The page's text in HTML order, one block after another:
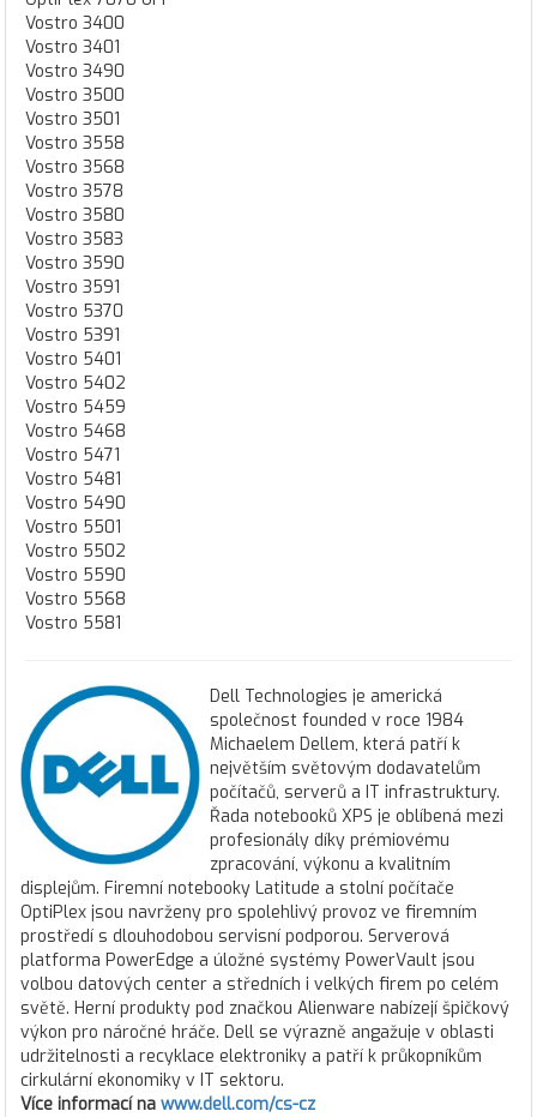
Vostro 3400
Vostro 3401
Vostro 3490
Vostro 3500
Vostro 3501
Vostro 3558
Vostro 3568
Vostro 3578
Vostro 3580
Vostro 3583
Vostro 3590
Vostro 3591
Vostro 5370
Vostro 5391
Vostro 5401
Vostro 5402
Vostro 5459
Vostro 5468
Vostro 5471
Vostro 5481
Vostro 5490
Vostro 5501
Vostro 5502
Vostro 5590
Vostro 5568
Vostro 5581
Dell Technologies je americká
společnost founded v roce 1984
Michaelem Dellem, která patří k
největším světovým dodavatelům
počítačů, serverů a IT infrastruktury.
Řada notebooků XPS je oblíbená mezi
profesionály díky prémiovému
zpracování, výkonu a kvalitním
displejům. Firemní notebooky Latitude a stolní počítače
OptiPlex jsou navrženy pro spolehlivý provoz ve firemním
prostředí s dlouhodobou servisní podporou. Serverová
platforma PowerEdge a úložné systémy PowerVault jsou
volbou datových center a středních i velkých firem po celém
světě. Herní produkty pod značkou Alienware nabízejí špičkový
výkon pro náročné hráče. Dell se výrazně angažuje v oblasti
udržitelnosti a recyklace elektroniky a patří k průkopníkům
cirkulární ekonomiky v IT sektoru.
Více informací na www.dell.com/cs-cz